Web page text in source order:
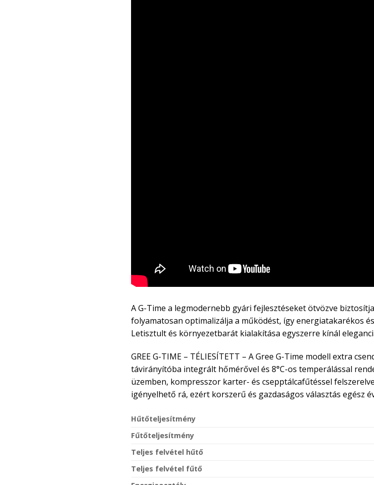
A G-Time a legmodernebb gyári fejlesztéseket ötvözve
folyamatosan optimalizálja a működést, így energiatakarékos
Letisztult és környezetbarát kialakítása egyszerre kínál
GREE G-TIME – TÉLIESÍTETT – A Gree G-Time modell extra
távirányítóba integrált hőmérővel és 8°C-os temperálással
üzemben, kompresszor karter- és csepptálcafűtéssel
igényelhető rá, ezért korszerű és gazdaságos választás egész
Hűtőteljesítmény
Fűtőteljesítmény
Teljes felvétel hűtő
Teljes felvétel fűtő